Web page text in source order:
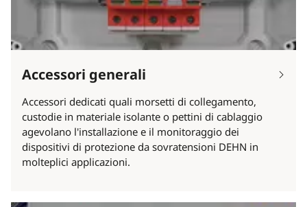
Accessori generali
Accessori dedicati quali morsetti di collegamento,
custodie in materiale isolante o pettini di cablaggio
agevolano l'installazione e il monitoraggio dei
dispositivi di protezione da sovratensioni DEHN in
molteplici applicazioni.